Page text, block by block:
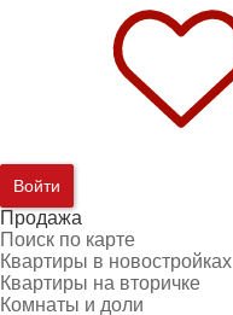
Войти
Продажа
Поиск по карте
Квартиры в новостройках
Квартиры на вторичке
Комнаты и доли